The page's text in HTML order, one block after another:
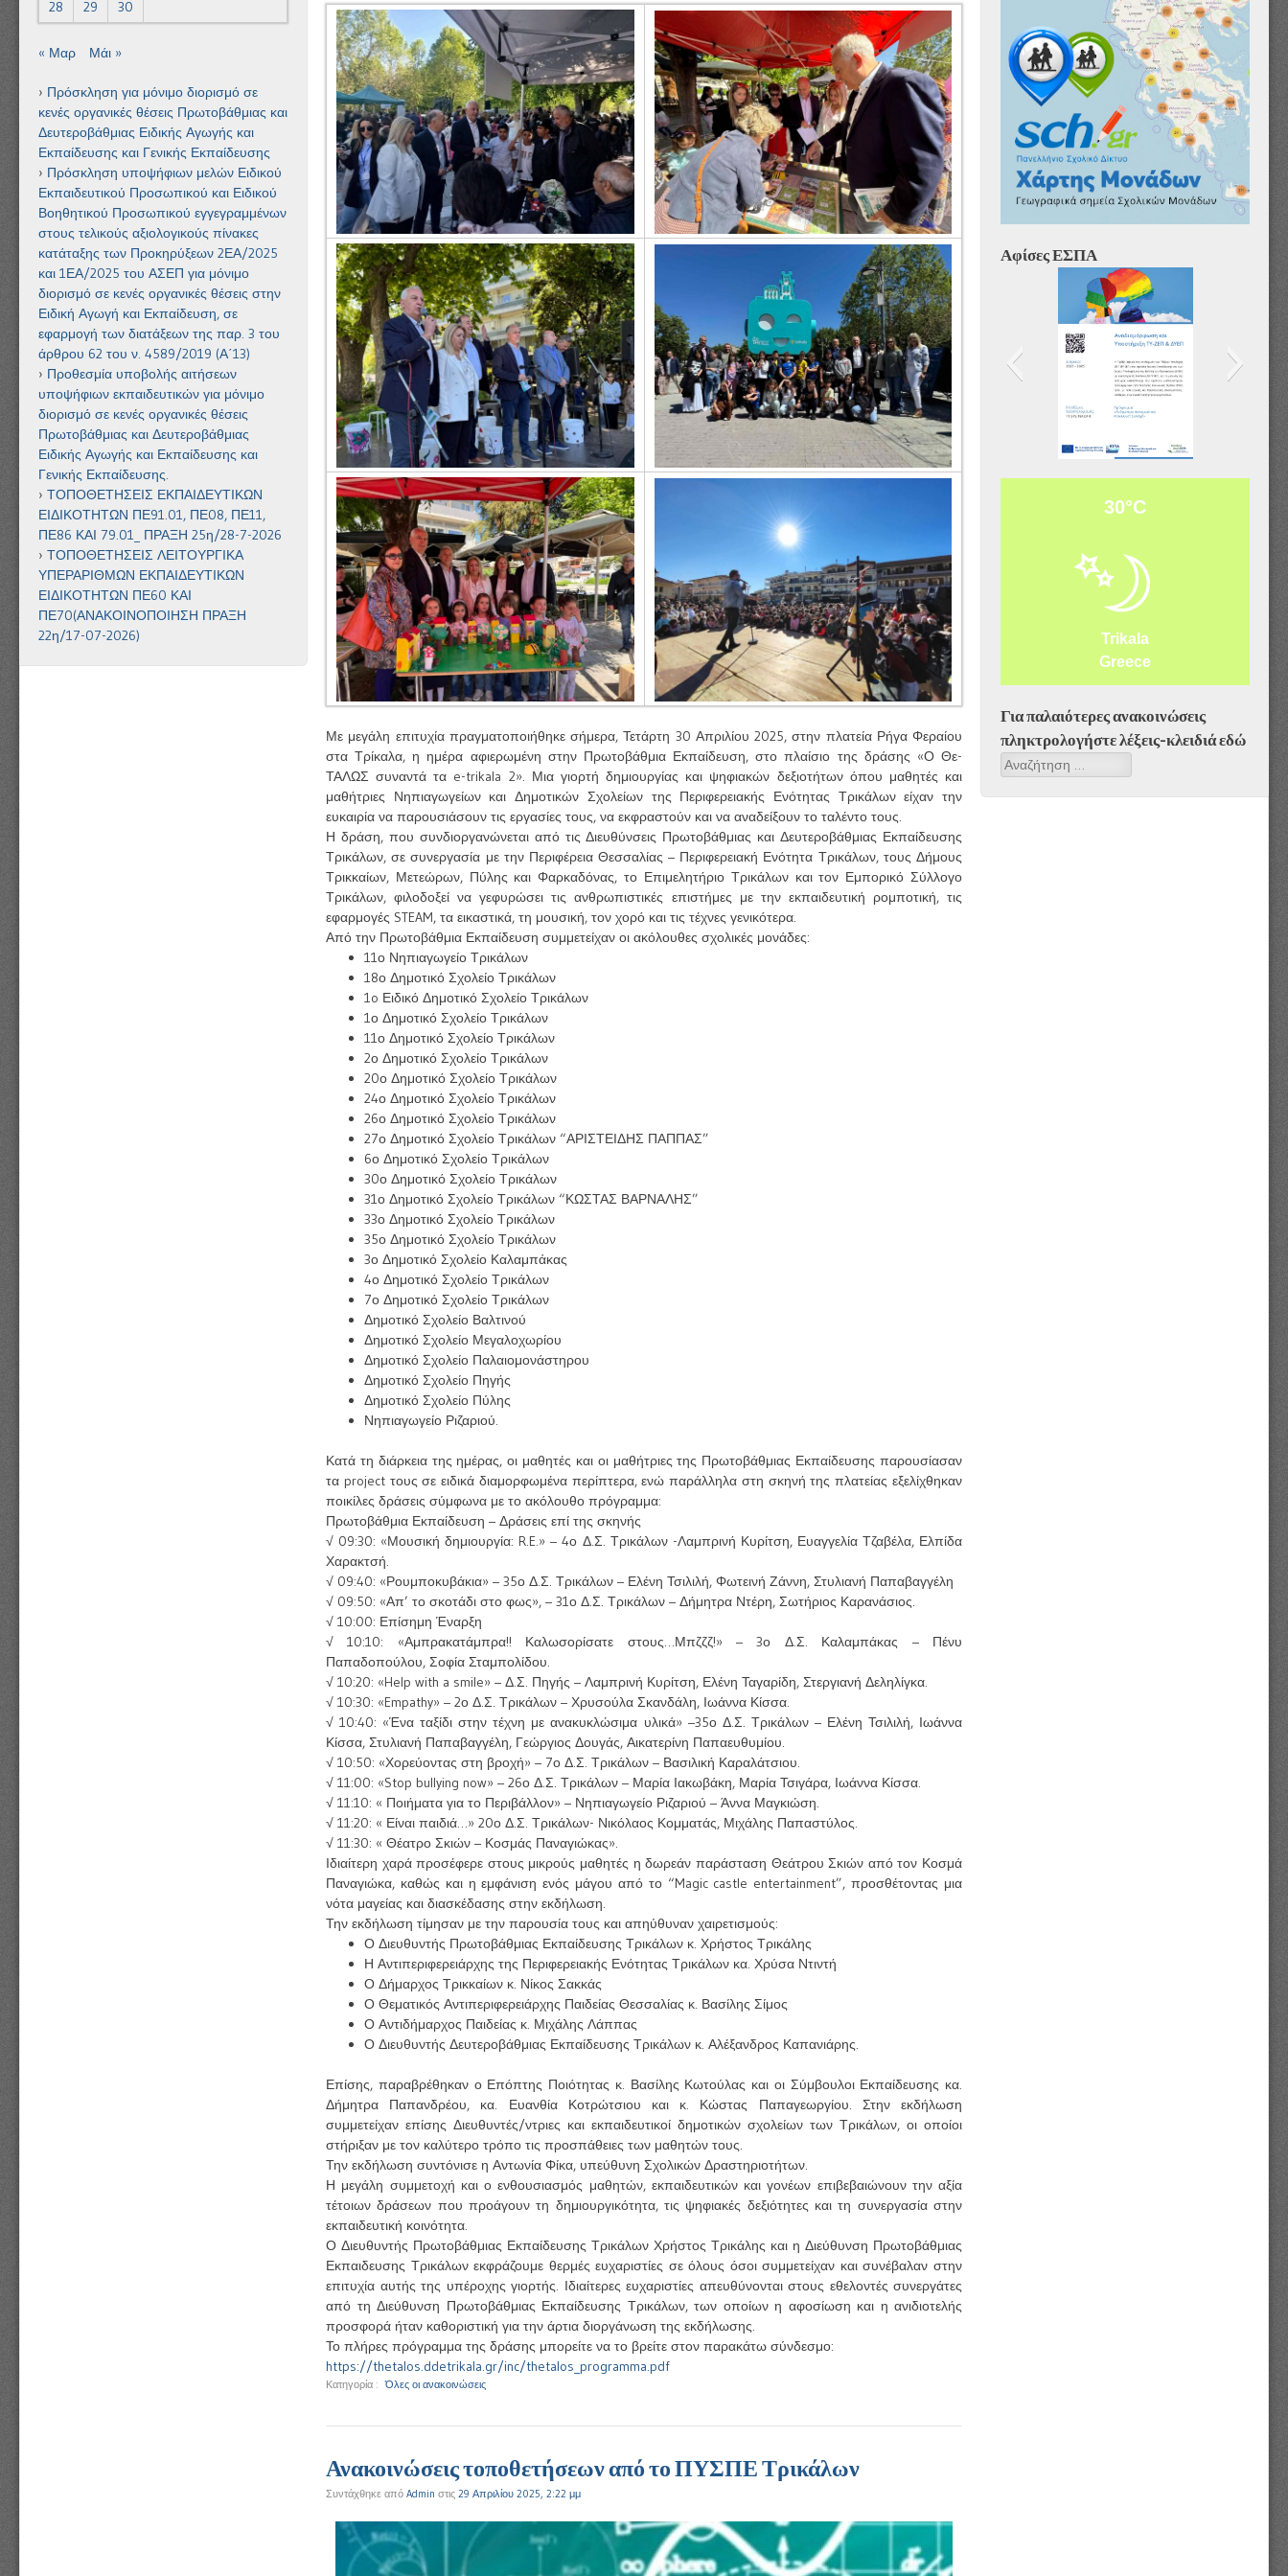
Με μεγάλη επιτυχία πραγματοποιήθηκε σήμερα, Τετάρτη 30 Απριλίου 2025, στην πλατεία Ρήγα Φεραίου
στα Τρίκαλα, η ημέρα αφιερωμένη στην Πρωτοβάθμια Εκπαίδευση, στο πλαίσιο της δράσης «Ο Θε-
ΤΑΛΩΣ συναντά τα e-trikala 2». Μια γιορτή δημιουργίας και ψηφιακών δεξιοτήτων όπου μαθητές και
μαθήτριες Νηπιαγωγείων και Δημοτικών Σχολείων της Περιφερειακής Ενότητας Τρικάλων είχαν την
ευκαιρία να παρουσιάσουν τις εργασίες τους, να εκφραστούν και να αναδείξουν το ταλέντο τους.
Η δράση, που συνδιοργανώνεται από τις Διευθύνσεις Πρωτοβάθμιας και Δευτεροβάθμιας Εκπαίδευσης
Τρικάλων, σε συνεργασία με την Περιφέρεια Θεσσαλίας – Περιφερειακή Ενότητα Τρικάλων, τους Δήμους
Τρικκαίων, Μετεώρων, Πύλης και Φαρκαδόνας, το Επιμελητήριο Τρικάλων και τον Εμπορικό Σύλλογο
Τρικάλων, φιλοδοξεί να γεφυρώσει τις ανθρωπιστικές επιστήμες με την εκπαιδευτική ρομποτική, τις
εφαρμογές STEAM, τα εικαστικά, τη μουσική, τον χορό και τις τέχνες γενικότερα.
Από την Πρωτοβάθμια Εκπαίδευση συμμετείχαν οι ακόλουθες σχολικές μονάδες:
11ο Νηπιαγωγείο Τρικάλων
18ο Δημοτικό Σχολείο Τρικάλων
1o Ειδικό Δημοτικό Σχολείο Τρικάλων
1ο Δημοτικό Σχολείο Τρικάλων
11ο Δημοτικό Σχολείο Τρικάλων
2ο Δημοτικό Σχολείο Τρικάλων
20ο Δημοτικό Σχολείο Τρικάλων
24ο Δημοτικό Σχολείο Τρικάλων
26ο Δημοτικό Σχολείο Τρικάλων
27ο Δημοτικό Σχολείο Τρικάλων “ΑΡΙΣΤΕΙΔΗΣ ΠΑΠΠΑΣ”
6ο Δημοτικό Σχολείο Τρικάλων
30ο Δημοτικό Σχολείο Τρικάλων
31ο Δημοτικό Σχολείο Τρικάλων “ΚΩΣΤΑΣ ΒΑΡΝΑΛΗΣ”
33ο Δημοτικό Σχολείο Τρικάλων
35ο Δημοτικό Σχολείο Τρικάλων
3ο Δημοτικό Σχολείο Καλαμπάκας
4ο Δημοτικό Σχολείο Τρικάλων
7ο Δημοτικό Σχολείο Τρικάλων
Δημοτικό Σχολείο Βαλτινού
Δημοτικό Σχολείο Μεγαλοχωρίου
Δημοτικό Σχολείο Παλαιομονάστηρου
Δημοτικό Σχολείο Πηγής
Δημοτικό Σχολείο Πύλης
Νηπιαγωγείο Ριζαριού.
Κατά τη διάρκεια της ημέρας, οι μαθητές και οι μαθήτριες της Πρωτοβάθμιας Εκπαίδευσης παρουσίασαν
τα project τους σε ειδικά διαμορφωμένα περίπτερα, ενώ παράλληλα στη σκηνή της πλατείας εξελίχθηκαν
ποικίλες δράσεις σύμφωνα με το ακόλουθο πρόγραμμα:
Πρωτοβάθμια Εκπαίδευση – Δράσεις επί της σκηνής
√ 09:30: «Μουσική δημιουργία: R.E.» – 4ο Δ.Σ. Τρικάλων -Λαμπρινή Κυρίτση, Ευαγγελία Τζαβέλα, Ελπίδα
Χαρακτσή.
√ 09:40: «Ρουμποκυβάκια» – 35ο Δ.Σ. Τρικάλων – Ελένη Τσιλιλή, Φωτεινή Ζάννη, Στυλιανή Παπαβαγγέλη
√ 09:50: «Απ’ το σκοτάδι στο φως», – 31ο Δ.Σ. Τρικάλων – Δήμητρα Ντέρη, Σωτήριος Καρανάσιος.
√ 10:00: Επίσημη Έναρξη
√ 10:10: «Αμπρακατάμπρα!! Καλωσορίσατε στους…Μπζζζ!» – 3ο Δ.Σ. Καλαμπάκας – Πένυ
Παπαδοπούλου, Σοφία Σταμπολίδου.
√ 10:20: «Help with a smile» – Δ.Σ. Πηγής – Λαμπρινή Κυρίτση, Ελένη Ταγαρίδη, Στεργιανή Δεληλίγκα.
√ 10:30: «Empathy» – 2ο Δ.Σ. Τρικάλων – Χρυσούλα Σκανδάλη, Ιωάννα Κίσσα.
√ 10:40: «Ένα ταξίδι στην τέχνη με ανακυκλώσιμα υλικά» –35ο Δ.Σ. Τρικάλων – Ελένη Τσιλιλή, Ιωάννα
Κίσσα, Στυλιανή Παπαβαγγέλη, Γεώργιος Δουγάς, Αικατερίνη Παπαευθυμίου.
√ 10:50: «Χορεύοντας στη βροχή» – 7ο Δ.Σ. Τρικάλων – Βασιλική Καραλάτσιου.
√ 11:00: «Stop bullying now» – 26ο Δ.Σ. Τρικάλων – Μαρία Ιακωβάκη, Μαρία Τσιγάρα, Ιωάννα Κίσσα.
√ 11:10: « Ποιήματα για το Περιβάλλον» – Νηπιαγωγείο Ριζαριού – Άννα Μαγκιώση.
√ 11:20: « Είναι παιδιά…» 20ο Δ.Σ. Τρικάλων- Νικόλαος Κομματάς, Μιχάλης Παπαστύλος.
√ 11:30: « Θέατρο Σκιών – Κοσμάς Παναγιώκας».
Ιδιαίτερη χαρά προσέφερε στους μικρούς μαθητές η δωρεάν παράσταση Θεάτρου Σκιών από τον Κοσμά
Παναγιώκα, καθώς και η εμφάνιση ενός μάγου από το “Magic castle entertainment”, προσθέτοντας μια
νότα μαγείας και διασκέδασης στην εκδήλωση.
Την εκδήλωση τίμησαν με την παρουσία τους και απηύθυναν χαιρετισμούς:
Ο Διευθυντής Πρωτοβάθμιας Εκπαίδευσης Τρικάλων κ. Χρήστος Τρικάλης
Η Αντιπεριφερειάρχης της Περιφερειακής Ενότητας Τρικάλων κα. Χρύσα Ντιντή
Ο Δήμαρχος Τρικκαίων κ. Νίκος Σακκάς
Ο Θεματικός Αντιπεριφερειάρχης Παιδείας Θεσσαλίας κ. Βασίλης Σίμος
Ο Αντιδήμαρχος Παιδείας κ. Μιχάλης Λάππας
Ο Διευθυντής Δευτεροβάθμιας Εκπαίδευσης Τρικάλων κ. Αλέξανδρος Καπανιάρης.
Επίσης, παραβρέθηκαν ο Επόπτης Ποιότητας κ. Βασίλης Κωτούλας και οι Σύμβουλοι Εκπαίδευσης κα.
Δήμητρα Παπανδρέου, κα. Ευανθία Κοτρώτσιου και κ. Κώστας Παπαγεωργίου. Στην εκδήλωση
συμμετείχαν επίσης Διευθυντές/ντριες και εκπαιδευτικοί δημοτικών σχολείων των Τρικάλων, οι οποίοι
στήριξαν με τον καλύτερο τρόπο τις προσπάθειες των μαθητών τους.
Την εκδήλωση συντόνισε η Αντωνία Φίκα, υπεύθυνη Σχολικών Δραστηριοτήτων.
Η μεγάλη συμμετοχή και ο ενθουσιασμός μαθητών, εκπαιδευτικών και γονέων επιβεβαιώνουν την αξία
τέτοιων δράσεων που προάγουν τη δημιουργικότητα, τις ψηφιακές δεξιότητες και τη συνεργασία στην
εκπαιδευτική κοινότητα.
Ο Διευθυντής Πρωτοβάθμιας Εκπαίδευσης Τρικάλων Χρήστος Τρικάλης και η Διεύθυνση Πρωτοβάθμιας
Εκπαιδευσης Τρικάλων εκφράζουμε θερμές ευχαριστίες σε όλους όσοι συμμετείχαν και συνέβαλαν στην
επιτυχία αυτής της υπέροχης γιορτής. Ιδιαίτερες ευχαριστίες απευθύνονται στους εθελοντές συνεργάτες
από τη Διεύθυνση Πρωτοβάθμιας Εκπαίδευσης Τρικάλων, των οποίων η αφοσίωση και η ανιδιοτελής
προσφορά ήταν καθοριστική για την άρτια διοργάνωση της εκδήλωσης.
Το πλήρες πρόγραμμα της δράσης μπορείτε να το βρείτε στον παρακάτω σύνδεσμο:
https://thetalos.ddetrikala.gr/inc/thetalos_programma.pdf
Κατηγορία :Όλες οι ανακοινώσεις
Ανακοινώσεις τοποθετήσεων από το ΠΥΣΠΕ Τρικάλων
Συντάχθηκε από Admin στις 29 Απριλίου 2025, 2:22 μμ
28
29 30
« Μαρ Μάι »
Πρόσκληση για μόνιμο διορισμό σε
κενές οργανικές θέσεις Πρωτοβάθμιας και
Δευτεροβάθμιας Ειδικής Αγωγής και
Εκπαίδευσης και Γενικής Εκπαίδευσης
Πρόσκληση υποψήφιων μελών Ειδικού
Εκπαιδευτικού Προσωπικού και Ειδικού
Βοηθητικού Προσωπικού εγγεγραμμένων
στους τελικούς αξιολογικούς πίνακες
κατάταξης των Προκηρύξεων 2ΕΑ/2025
και 1ΕΑ/2025 του ΑΣΕΠ για μόνιμο
διορισμό σε κενές οργανικές θέσεις στην
Ειδική Αγωγή και Εκπαίδευση, σε
εφαρμογή των διατάξεων της παρ. 3 του
άρθρου 62 του ν. 4589/2019 (Α΄13)
Προθεσμία υποβολής αιτήσεων
υποψήφιων εκπαιδευτικών για μόνιμο
διορισμό σε κενές οργανικές θέσεις
Πρωτοβάθμιας και Δευτεροβάθμιας
Ειδικής Αγωγής και Εκπαίδευσης και
Γενικής Εκπαίδευσης.
ΤΟΠΟΘΕΤΗΣΕΙΣ ΕΚΠΑΙΔΕΥΤΙΚΩΝ
ΕΙΔΙΚΟΤΗΤΩΝ ΠΕ91.01, ΠΕ08, ΠΕ11,
ΠΕ86 ΚΑΙ 79.01_ ΠΡΑΞΗ 25η/28-7-2026
ΤΟΠΟΘΕΤΗΣΕΙΣ ΛΕΙΤΟΥΡΓΙΚΑ
ΥΠΕΡΑΡΙΘΜΩΝ ΕΚΠΑΙΔΕΥΤΙΚΩΝ
ΕΙΔΙΚΟΤΗΤΩΝ ΠΕ60 ΚΑΙ
ΠΕ70(ΑΝΑΚΟΙΝΟΠΟΙΗΣΗ ΠΡΑΞΗ
22η/17-07-2026)
Αφίσες ΕΣΠΑ
Αφίσα_ΣΜΕΑΕ&ΤΕ
30°C
Trikala
Greece
Για παλαιότερες ανακοινώσεις
πληκτρολογήστε λέξεις-κλειδιά εδώ
Αναζήτηση